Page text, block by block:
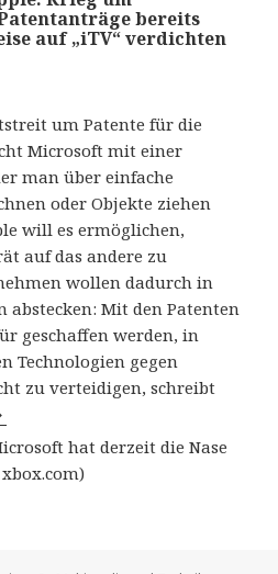
bereits
auf „iTV“ verdichten
um Patente für die
Microsoft mit einer
man über einfache
oder Objekte ziehen
will es ermöglichen,
auf das andere zu
wollen dadurch in
Mit den Patenten
geschaffen werden, in
Technologien gegen
zu verteidigen, schreibt
Apple: Krieg um